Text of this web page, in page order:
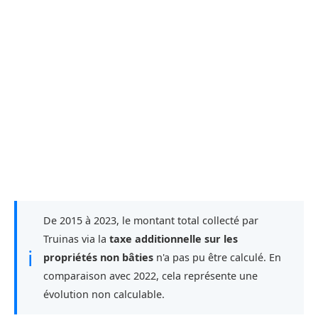
ℹ
De 2015 à 2023, le montant total collecté par
Truinas via la taxe additionnelle sur les
propriétés non bâties n'a pas pu être calculé. En
comparaison avec 2022, cela représente une
évolution non calculable.